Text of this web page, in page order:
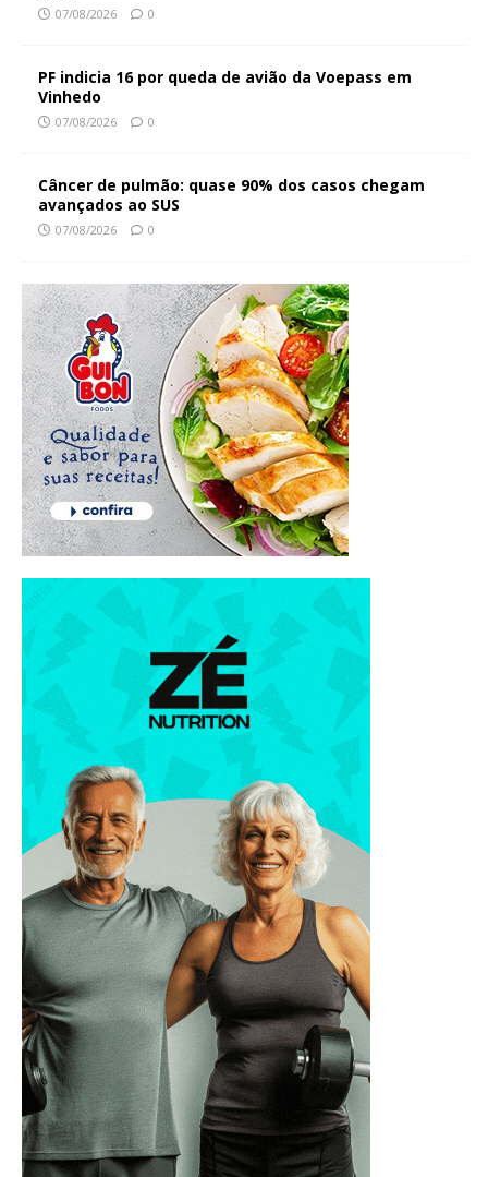
07/08/2026 0
PF indicia 16 por queda de avião da Voepass em
Vinhedo
07/08/2026 0
Câncer de pulmão: quase 90% dos casos chegam
avançados ao SUS
07/08/2026 0